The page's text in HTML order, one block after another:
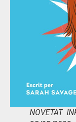
NOVETAT